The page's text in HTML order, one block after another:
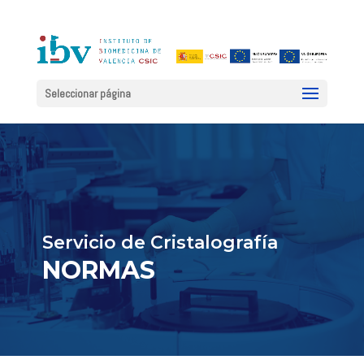
Seleccionar página
Servicio de Cristalografía
NORMAS